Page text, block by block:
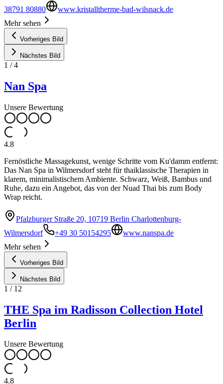
38791 80880
www.kristalltherme-bad-wilsnack.de
Mehr sehen
Vorheriges Bild
Nächstes Bild
1 /4
Nan Spa
Unsere Bewertung
4.8
Fernöstliche Massagekunst, wenige Schritte vom Ku'damm entfernt:
Das Nan Spa in Wilmersdorf steht für thai­klassische Therapien in
klarem, minimalistischem Ambiente. Schwarz, Weiß, Bambus und
Ruhe, dazu ein Angebot, das von der Nuad Thai bis zum Body
Wrap reicht.
Pfalzburger Straße 20, 10719 Berlin Charlottenburg-
Wilmersdorf
+49 30 50154295
www.nanspa.de
Mehr sehen
Vorheriges Bild
Nächstes Bild
1 / 12
THE Spa im Radisson Collection Hotel
Berlin
Unsere Bewertung
4.8